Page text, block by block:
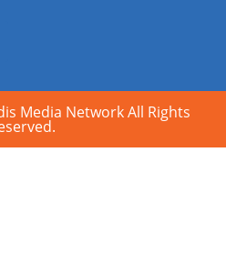
Media Network All Rights